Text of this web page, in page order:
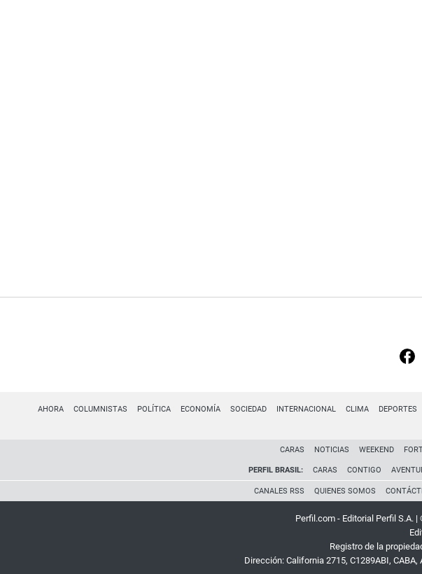
AHORA COLUMNISTAS POLÍTICA ECONOMÍA SOCIEDAD INTERNACIONAL CLIMA DEPORTES
CARAS NOTICIAS WEEKEND
PERFIL BRASIL: CARAS CONTIGO
CANALES RSS QUIENES SOMOS
Perfil.com - Editorial Perfil S.A. |
Registro de la
Dirección: California 2715, C1289ABI, CABA,